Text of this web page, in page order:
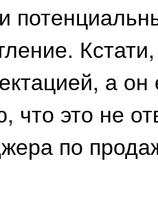
а
что это не
по